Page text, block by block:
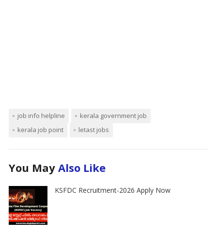
job info helpline
kerala government job
kerala job point
letast jobs
You May Also Like
KSFDC Recruitment-2026 Apply Now